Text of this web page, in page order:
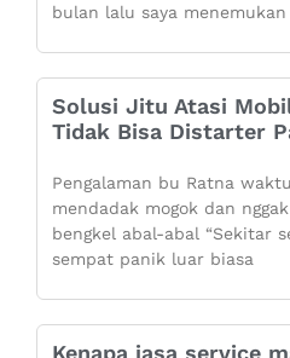
bulan lalu saya menemukan
Solusi Jitu Atasi
Tidak Bisa Distarter
Pengalaman bu Ratna
mendadak mogok dan
bengkel abal-abal “Sekitar
sempat panik luar biasa
Kenapa jasa service